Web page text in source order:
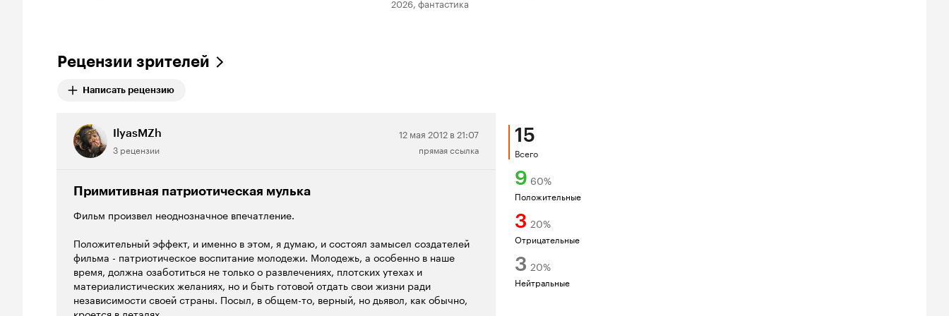
Рецензии зрителей
Написать рецензию
IlyasMZh
3 рецензии
Нейтральная
рецензия
12 мая 2012 в 21:07
прямая ссылка
Примитивная патриотическая мулька
Фильм произвел неоднозначное впечатление.
Положительный эффект, и именно в этом, я думаю, и состоял замысел создателей
фильма - патриотическое воспитание молодежи. Молодежь, а особенно в наше
время, должна озаботиться не только о развлечениях, плотских утехах и
материалистических желаниях, но и быть готовой отдать свои жизни ради
независимости своей страны. Посыл, в общем-то, верный, но дьявол, как обычно,
15
Всего
9 60%
Положительные
3 20%
Отрицательные
3 20%
Нейтральные